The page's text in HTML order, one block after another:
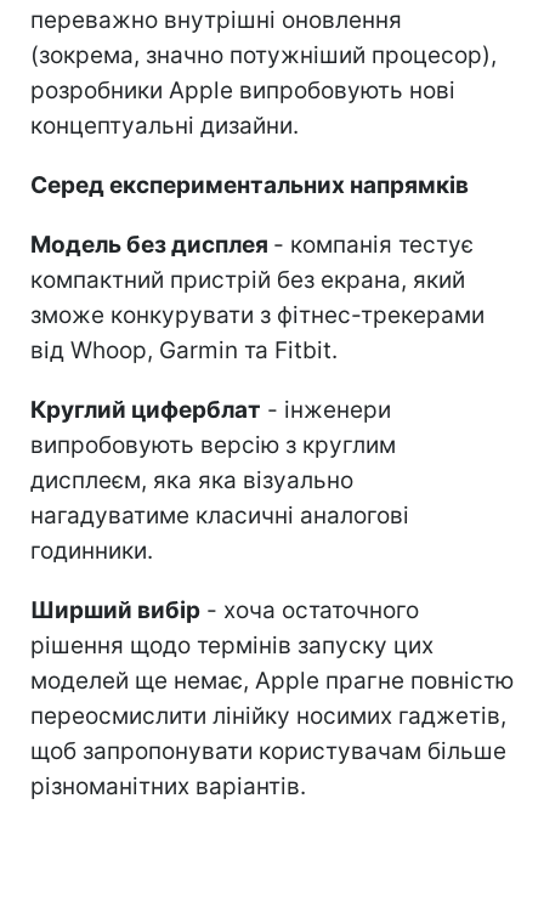
переважно внутрішні оновлення
(зокрема, значно потужніший процесор),
розробники Apple випробовують нові
концептуальні дизайни.
Серед експериментальних напрямків
Модель без дисплея - компанія тестує
компактний пристрій без екрана, який
зможе конкурувати з фітнес-трекерами
від Whoop, Garmin та Fitbit.
Круглий циферблат - інженери
випробовують версію з круглим
дисплеєм, яка яка візуально
нагадуватиме класичні аналогові
годинники.
Ширший вибір - хоча остаточного
рішення щодо термінів запуску цих
моделей ще немає, Apple прагне повністю
переосмислити лінійку носимих гаджетів,
щоб запропонувати користувачам більше
різноманітних варіантів.